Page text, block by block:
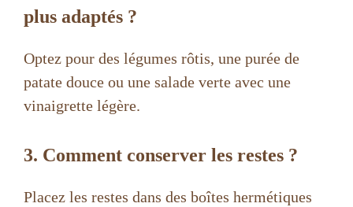
plus adaptés ?
Optez pour des légumes rôtis, une purée de
patate douce ou une salade verte avec une
vinaigrette légère.
3. Comment conserver les restes ?
Placez les restes dans des boîtes hermétiques